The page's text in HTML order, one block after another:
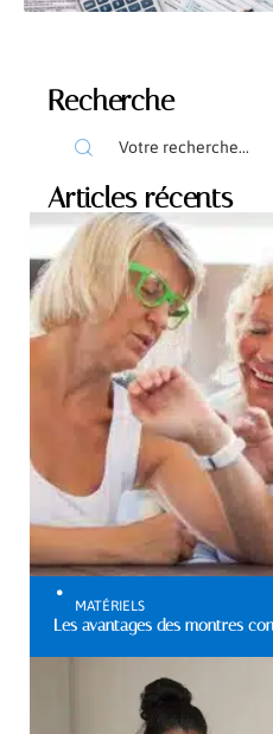
Recherche
Articles récents
MATÉRIELS
Les avantages des montres